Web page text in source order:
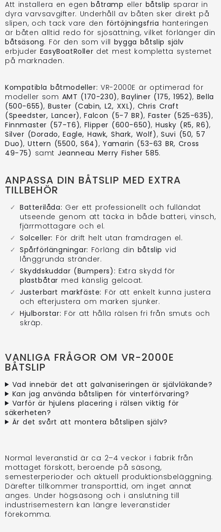
Att installera en egenbåtramp eller båtslip sparar in
dyra varvsavgifter. Underhåll av båten sker direkt på
slipen, och tack vare den förtöjningsfria hanteringen
är båten alltid redo för sjösättning, vilket förlänger din
båtsäsong. För den som vill bygga båtslip själv
erbjuder EasyBoatRoller det mest kompletta systemet
på marknaden.
Kompatibla båtmodeller: VR-2000E är optimerad för
modeller som AMT (170-230),Bayliner (175, 1952), Bella
(500-655),Buster (Cabin, L2, XXL), Chris Craft
(Speedster, Lancer),Falcon (5-7 BR), Faster (525-635),
Finnmaster (57-T6), Flipper (600-650),Husky (R5, R6),
Silver (Dorado, Eagle, Hawk, Shark, Wolf),Suvi (50, 57
Duo),Uttern (5500, S64),Yamarin (53-63 BR, Cross
49-75) samtJeanneau Merry Fisher 585.
ANPASSA DIN BÅTSLIP MED EXTRA
TILLBEHÖR
Batterilåda: Ger ett professionellt och fulländat
utseende genom att täcka in både batteri, vinsch,
fjärrmottagare och el.
Solceller: För drift helt utan framdragen el.
Spårförlängningar: Förläng din båtslip vid
långgrunda stränder.
Skyddskuddar (Bumpers): Extra skydd för
plastbåtar med känslig gelcoat.
Justerbart markfäste: För att enkelt kunna justera
och efterjustera om marken sjunker.
Hjulborstar: För att hålla rälsen fri från smuts och
skräp.
VANLIGA FRÅGOR OM VR-2000E
BÅTSLIP
Vad innebär det att galvaniseringen är självläkande?
Kan jag använda båtslipen för vinterförvaring?
Varför är hjulens placering i rälsen viktig för
säkerheten?
Är det svårt att montera båtslipen själv?
Normal leveranstid är ca 2–4 veckor i fabrik från
mottaget förskott, beroende på säsong,
semesterperioder och aktuell produktionsbeläggning.
Därefter tillkommer transporttid, om inget annat
anges. Under högsäsong och i anslutning till
industrisemestern kan längre leveranstider
förekomma.